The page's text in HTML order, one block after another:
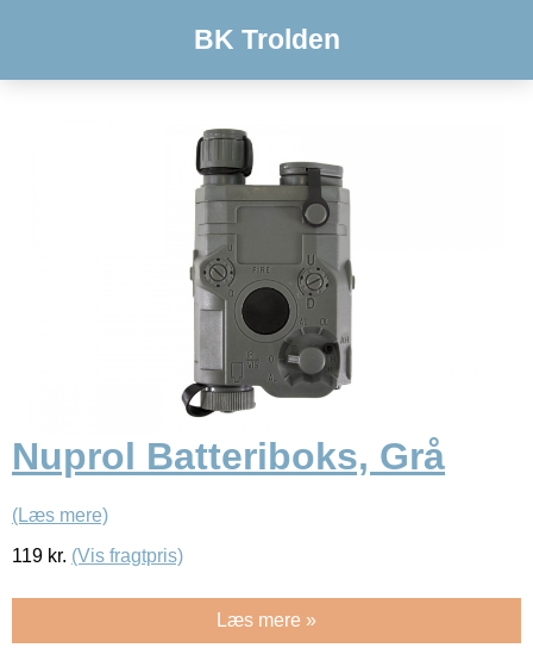
BK Trolden
Nuprol Batteriboks, Grå
(Læs mere)
119 kr. (Vis fragtpris)
Læs mere »